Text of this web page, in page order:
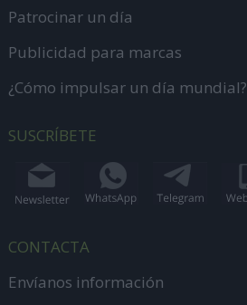
Patrocinar un día
Publicidad para marcas
¿Cómo impulsar un día mundial?
SUSCRÍBETE
CONTACTA
Envíanos información